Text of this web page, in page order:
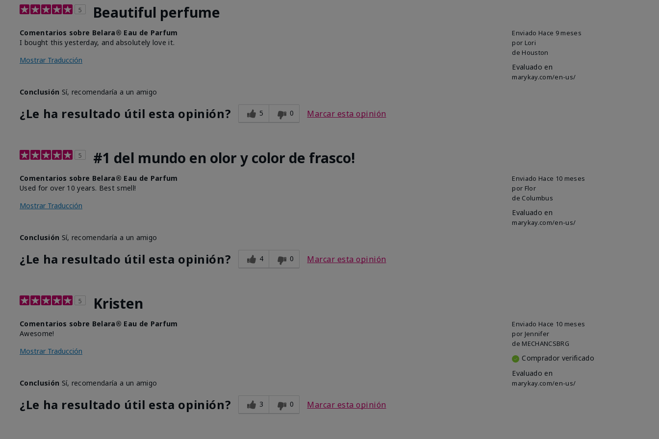
5 Beautiful perfume
Enviado Hace 9 meses
por Lori
de Houston
Evaluado en
marykay.com/en-us/
Comentarios sobre Belara® Eau de Parfum
I bought this yesterday, and absolutely love it.
Mostrar Traducción
Conclusión Sí, recomendaría a un amigo
¿Le ha resultado útil esta opinión? 5 0 Marcar esta opinión
5 #1 del mundo en olor y color de frasco!
Enviado Hace 10 meses
por Flor
de Columbus
Evaluado en
marykay.com/en-us/
Comentarios sobre Belara® Eau de Parfum
Used for over 10 years. Best smell!
Mostrar Traducción
Conclusión Sí, recomendaría a un amigo
¿Le ha resultado útil esta opinión? 4 0 Marcar esta opinión
5 Kristen
Enviado Hace 10 meses
por Jennifer
de MECHANCSBRG
Comprador verificado
Evaluado en
marykay.com/en-us/
Comentarios sobre Belara® Eau de Parfum
Awesome!
Mostrar Traducción
Conclusión Sí, recomendaría a un amigo
¿Le ha resultado útil esta opinión? 3 0 Marcar esta opinión